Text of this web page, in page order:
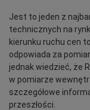
Jest to jeden z
technicznych na
kierunku ruchu cen
odpowiada za
jednak wiedzieć, że
w pomiarze
szczegółowe
przeszłości.